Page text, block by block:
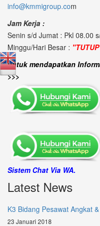
info@kmmigroup.com
Jam Kerja :
Senin s/d Jumat : Pkl 08.00
Minggu/Hari Besar :
untuk mendapatkan
>>>
Sistem Chat Via WA.
Latest News
K3 Bidang Pesawat Angkat
23 Januari 2018